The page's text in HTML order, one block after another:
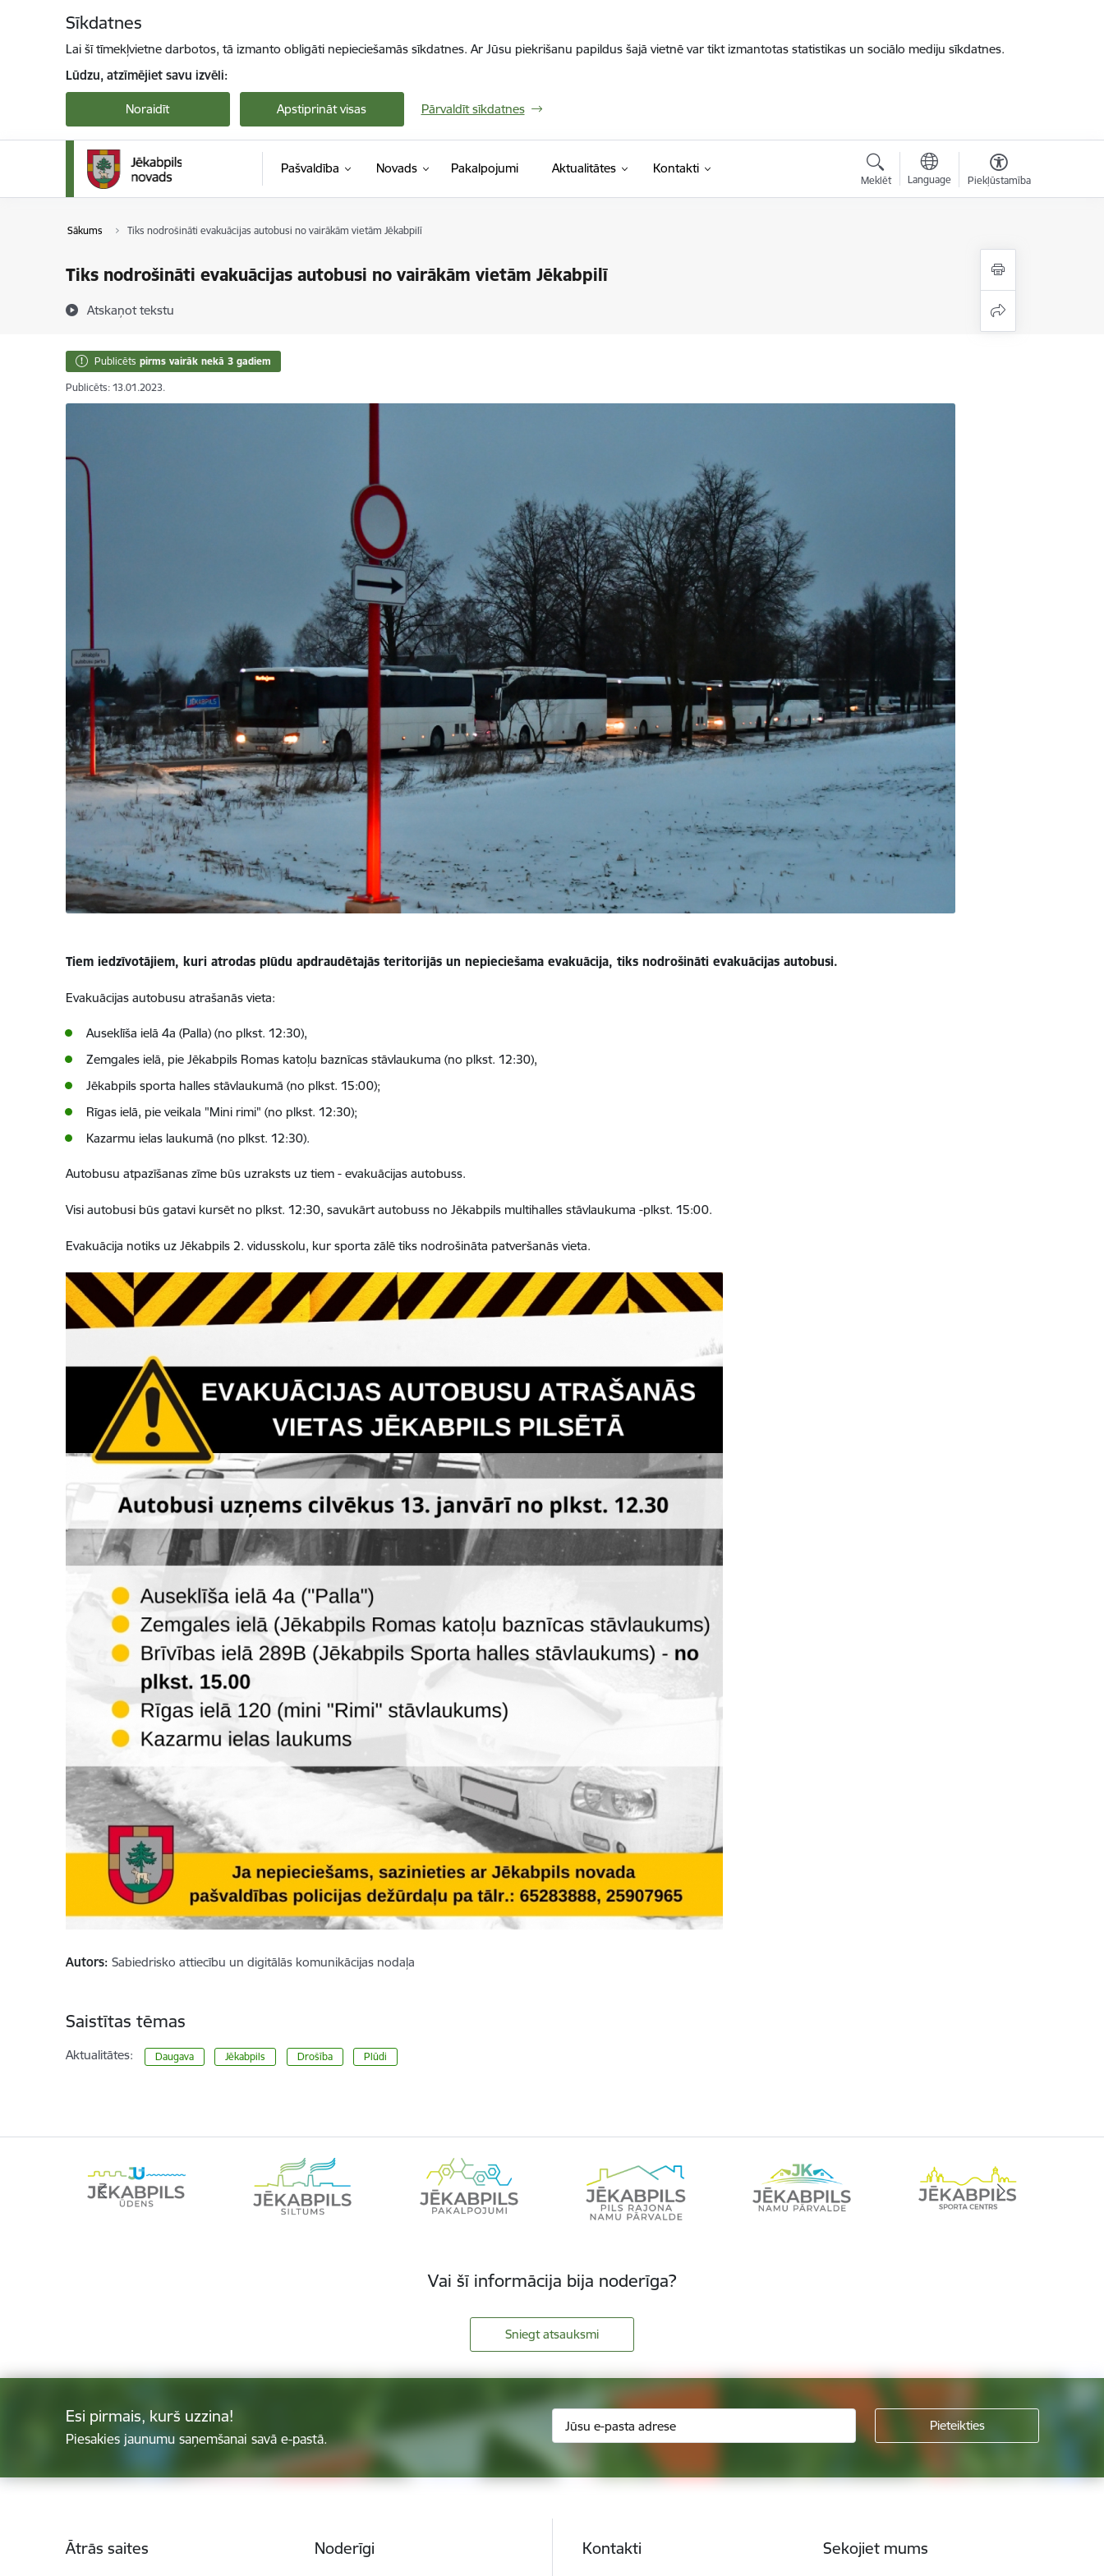
Sīkdatnes
Lai šī tīmekļvietne darbotos, tā izmanto obligāti nepieciešamās sīkdatnes. Ar Jūsu piekrišanu papildus šajā vietnē var tikt izmantotas statistikas un sociālo mediju sīkdatnes.
Lūdzu, atzīmējiet savu izvēli:
Noraidīt Apstiprināt visas Pārvaldīt sīkdatnes
Pašvaldība Novads Pakalpojumi Aktualitātes Kontakti
Meklēt Language Piekļūstamība
Sākums Tiks nodrošināti evakuācijas autobusi no vairākām vietām Jēkabpilī
Tiks nodrošināti evakuācijas autobusi no vairākām vietām Jēkabpilī
Atskaņot tekstu
Publicēts pirms vairāk nekā 3 gadiem
Publicēts: 13.01.2023.
Tiem iedzīvotājiem, kuri atrodas plūdu apdraudētajās teritorijās un nepieciešama evakuācija, tiks nodrošināti evakuācijas autobusi.
Evakuācijas autobusu atrašanās vieta:
Auseklīša ielā 4a (Palla) (no plkst. 12:30),
Zemgales ielā, pie Jēkabpils Romas katoļu baznīcas stāvlaukuma (no plkst. 12:30),
Jēkabpils sporta halles stāvlaukumā (no plkst. 15:00);
Rīgas ielā, pie veikala "Mini rimi" (no plkst. 12:30);
Kazarmu ielas laukumā (no plkst. 12:30).
Autobusu atpazīšanas zīme būs uzraksts uz tiem - evakuācijas autobuss.
Visi autobusi būs gatavi kursēt no plkst. 12:30, savukārt autobuss no Jēkabpils multihalles stāvlaukuma -plkst. 15:00.
Evakuācija notiks uz Jēkabpils 2. vidusskolu, kur sporta zālē tiks nodrošināta patveršanās vieta.
Autors: Sabiedrisko attiecību un digitālās komunikācijas nodaļa
Saistītas tēmas
Aktualitātes: Daugava Jēkabpils Drošība Plūdi
Vai šī informācija bija noderīga?
Sniegt atsauksmi
Esi pirmais, kurš uzzina!
Piesakies jaunumu saņemšanai savā e-pastā.
Ātrās saites Noderīgi Kontakti Sekojiet mums